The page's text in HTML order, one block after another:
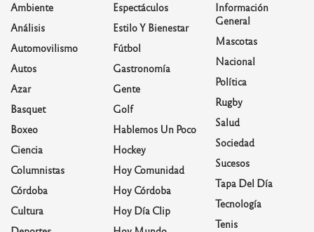
Ambiente
Análisis
Automovilismo
Autos
Azar
Basquet
Boxeo
Ciencia
Columnistas
Córdoba
Cultura
Espectáculos
Estilo Y Bienestar
Fútbol
Gastronomía
Gente
Golf
Hablemos Un Poco
Hockey
Hoy Comunidad
Hoy Córdoba
Hoy Día Clip
Información
General
Mascotas
Nacional
Política
Rugby
Salud
Sociedad
Sucesos
Tapa Del Día
Tecnología
Tenis